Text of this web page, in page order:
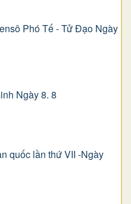
Phó Tế - Tử Đạo Ngày
Ngày 8. 8
quốc lần thứ VII -Ngày